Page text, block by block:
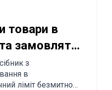
товари в
замовляти
з
в
ліміт безмитного